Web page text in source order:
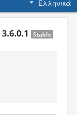
Ελληνικά
Stable